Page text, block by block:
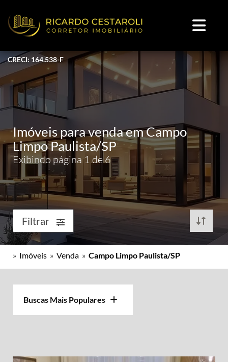
CRECI: 164.538-F
Imóveis para venda em Campo
Limpo Paulista/SP
Exibindo página 1 de 6
Filtrar
» Imóveis » Venda » Campo Limpo Paulista/SP
Buscas Mais Populares